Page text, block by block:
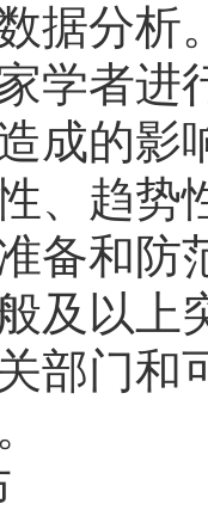
据分析
学者进
成的影
、趋势
备和防
及以上
部门和